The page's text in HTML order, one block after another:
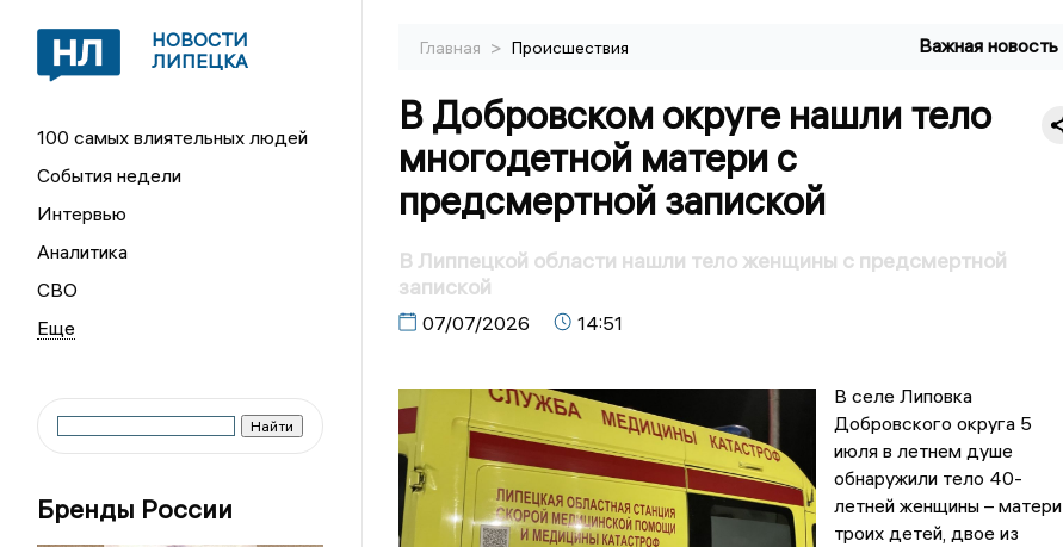
НОВОСТИ
ЛИПЕЦКА
100 самых влиятельных людей
События недели
Интервью
Аналитика
СВО
Бренды России
Главная > Происшествия Важная новость
В Добровском округе нашли тело
многодетной матери с
предсмертной запиской
В Липпецкой области нашли тело женщины с предсмертной
запиской
07/07/2026 14:51
В селе Липовка
Добровского округа 5
июля в летнем душе
обнаружили тело 40-
летней женщины – матери
троих детей, двое из